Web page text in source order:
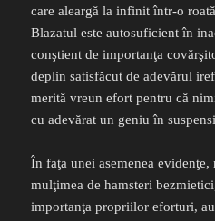
care aleargă la infinit într-o
Blazatul este autosuficient în
conştient de importanţa
deplin satisfăcut de adevărul
merită vreun efort pentru că
cu adevărat un geniu în
În faţa unei asemenea
mulţimea de hamsteri
importanţa propriilor eforturi,